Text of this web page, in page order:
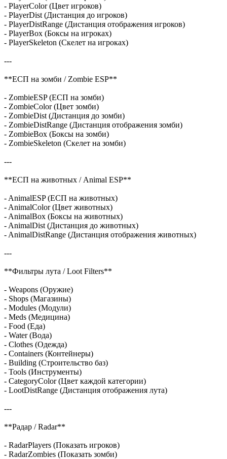
- PlayerColor (Цвет игроков)
- PlayerDist (Дистанция до игроков)
- PlayerDistRange (Дистанция отображения игроков)
- PlayerBox (Боксы на игроках)
- PlayerSkeleton (Скелет на игроках)
---
**ЕСП на зомби / Zombie ESP**
- ZombieESP (ЕСП на зомби)
- ZombieColor (Цвет зомби)
- ZombieDist (Дистанция до зомби)
- ZombieDistRange (Дистанция отображения зомби)
- ZombieBox (Боксы на зомби)
- ZombieSkeleton (Скелет на зомби)
---
**ЕСП на животных / Animal ESP**
- AnimalESP (ЕСП на животных)
- AnimalColor (Цвет животных)
- AnimalBox (Боксы на животных)
- AnimalDist (Дистанция до животных)
- AnimalDistRange (Дистанция отображения животных)
---
**Фильтры лута / Loot Filters**
- Weapons (Оружие)
- Shops (Магазины)
- Modules (Модули)
- Meds (Медицина)
- Food (Еда)
- Water (Вода)
- Clothes (Одежда)
- Containers (Контейнеры)
- Building (Строительство баз)
- Tools (Инструменты)
- CategoryColor (Цвет каждой категории)
- LootDistRange (Дистанция отображения лута)
---
**Радар / Radar**
- RadarPlayers (Показать игроков)
- RadarZombies (Показать зомби)